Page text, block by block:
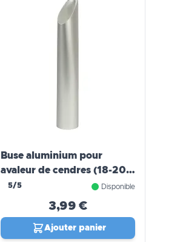
Buse aluminium pour
avaleur de cendres (18-20l)
WERKA PRO
5/5 Disponible
3,99 €
Ajouter panier